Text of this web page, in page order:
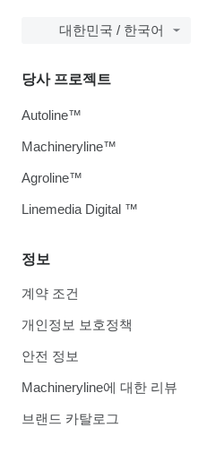
대한민국 / 한국어
정보
계약 조건
개인정보 보호정책
안전 정보
Machineryline에 대한 리뷰
브랜드 카탈로그
당사 프로젝트
Autoline™
Machineryline™
Agroline™
Linemedia Digital ™